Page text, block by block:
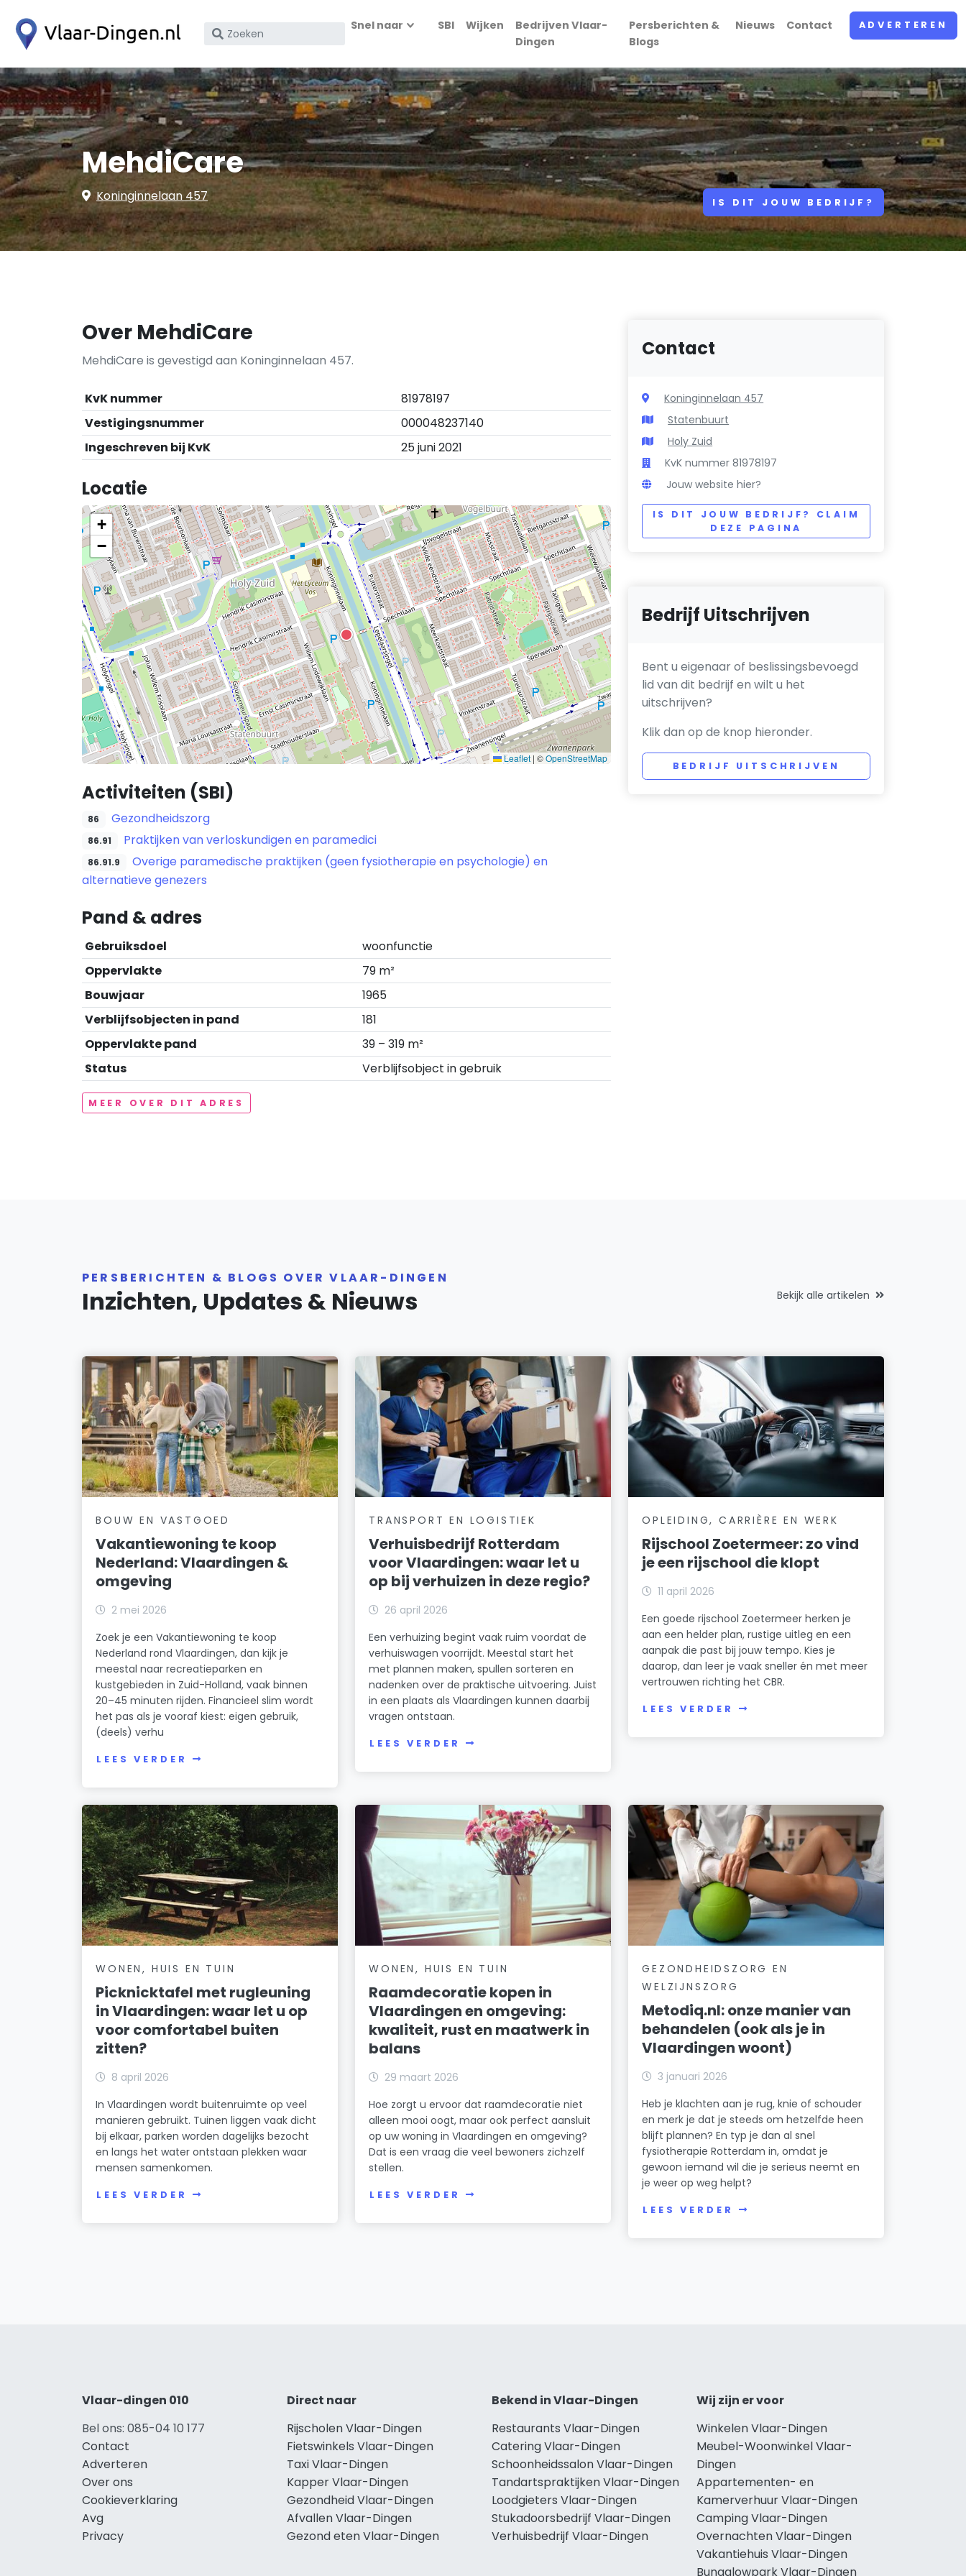
Zoek
bedrijfsnaam
of
KvK
nummer
Snel naar SBI Wijken
Bedrijven Vlaar-
Dingen
Persberichten &
Blogs
Nieuws Contact ADVERTEREN
MehdiCare
Koninginnelaan 457 IS DIT JOUW BEDRIJF?
Over MehdiCare
MehdiCare is gevestigd aan Koninginnelaan 457.
KvK nummer
81978197
Vestigingsnummer
000048237140
Ingeschreven bij KvK
25 juni 2021
Locatie
+
−
Leaflet | ©OpenStreetMap
Activiteiten (SBI)
86 Gezondheidszorg
86.91 Praktijken van verloskundigen en paramedici
86.91.9
Overige paramedische praktijken (geen fysiotherapie en psychologie) en
alternatieve genezers
Pand & adres
Gebruiksdoel
woonfunctie
Oppervlakte
79 m²
Bouwjaar
1965
Verblijfsobjecten in pand
181
Oppervlakte pand
39 – 319 m²
Status
Verblijfsobject in gebruik
MEER OVER DIT ADRES
Contact
Koninginnelaan 457
Statenbuurt
Holy Zuid
KvK nummer 81978197
Jouw website hier?
IS DIT JOUW BEDRIJF? CLAIM
DEZE PAGINA
Bedrijf Uitschrijven
Bent u eigenaar of beslissingsbevoegd
lid van dit bedrijf en wilt u het
uitschrijven?
Klik dan op de knop hieronder.
BEDRIJF UITSCHRIJVEN
PERSBERICHTEN & BLOGS OVER VLAAR-DINGEN
Inzichten, Updates & Nieuws Bekijk alle artikelen
BOUW EN VASTGOED
Vakantiewoning te koop
Nederland: Vlaardingen &
omgeving
2 mei 2026
Zoek je een Vakantiewoning te koop
Nederland rond Vlaardingen, dan kijk je
meestal naar recreatieparken en
kustgebieden in Zuid-Holland, vaak binnen
20–45 minuten rijden. Financieel slim wordt
het pas als je vooraf kiest: eigen gebruik,
(deels) verhu
LEES VERDER
TRANSPORT EN LOGISTIEK
Verhuisbedrijf Rotterdam
voor Vlaardingen: waar let u
op bij verhuizen in deze regio?
26 april 2026
Een verhuizing begint vaak ruim voordat de
verhuiswagen voorrijdt. Meestal start het
met plannen maken, spullen sorteren en
nadenken over de praktische uitvoering. Juist
in een plaats als Vlaardingen kunnen daarbij
vragen ontstaan.
LEES VERDER
OPLEIDING, CARRIÈRE EN WERK
Rijschool Zoetermeer: zo vind
je een rijschool die klopt
11 april 2026
Een goede rijschool Zoetermeer herken je
aan een helder plan, rustige uitleg en een
aanpak die past bij jouw tempo. Kies je
daarop, dan leer je vaak sneller én met meer
vertrouwen richting het CBR.
LEES VERDER
WONEN, HUIS EN TUIN
Picknicktafel met rugleuning
in Vlaardingen: waar let u op
voor comfortabel buiten
zitten?
8 april 2026
In Vlaardingen wordt buitenruimte op veel
manieren gebruikt. Tuinen liggen vaak dicht
bij elkaar, parken worden dagelijks bezocht
en langs het water ontstaan plekken waar
mensen samenkomen.
LEES VERDER
WONEN, HUIS EN TUIN
Raamdecoratie kopen in
Vlaardingen en omgeving:
kwaliteit, rust en maatwerk in
balans
29 maart 2026
Hoe zorgt u ervoor dat raamdecoratie niet
alleen mooi oogt, maar ook perfect aansluit
op uw woning in Vlaardingen en omgeving?
Dat is een vraag die veel bewoners zichzelf
stellen.
LEES VERDER
GEZONDHEIDSZORG EN
WELZIJNSZORG
Metodiq.nl: onze manier van
behandelen (ook als je in
Vlaardingen woont)
3 januari 2026
Heb je klachten aan je rug, knie of schouder
en merk je dat je steeds om hetzelfde heen
blijft plannen? En typ je dan al snel
fysiotherapie Rotterdam in, omdat je
gewoon iemand wil die je serieus neemt en
je weer op weg helpt?
LEES VERDER
Vlaar-dingen 010
Bel ons: 085-04 10 177
Contact
Adverteren
Over ons
Cookieverklaring
Avg
Privacy
Direct naar
Rijscholen Vlaar-Dingen
Fietswinkels Vlaar-Dingen
Taxi Vlaar-Dingen
Kapper Vlaar-Dingen
Gezondheid Vlaar-Dingen
Afvallen Vlaar-Dingen
Gezond eten Vlaar-Dingen
Bekend in Vlaar-Dingen
Restaurants Vlaar-Dingen
Catering Vlaar-Dingen
Schoonheidssalon Vlaar-Dingen
Tandartspraktijken Vlaar-Dingen
Loodgieters Vlaar-Dingen
Stukadoorsbedrijf Vlaar-Dingen
Verhuisbedrijf Vlaar-Dingen
Wij zijn er voor
Winkelen Vlaar-Dingen
Meubel-Woonwinkel Vlaar-
Dingen
Appartementen- en
Kamerverhuur Vlaar-Dingen
Camping Vlaar-Dingen
Overnachten Vlaar-Dingen
Vakantiehuis Vlaar-Dingen
Bungalowpark Vlaar-Dingen